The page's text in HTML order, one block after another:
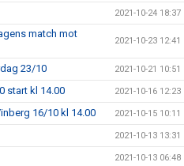
2021-10-24 18:37
match mot
2021-10-23 12:41
23/10 2021-10-21 10:51
start kl 14.00 2021-10-16 12:23
16/10 kl 14.00 2021-10-15 10:11
2021-10-13 13:31
2021-10-13 06:48